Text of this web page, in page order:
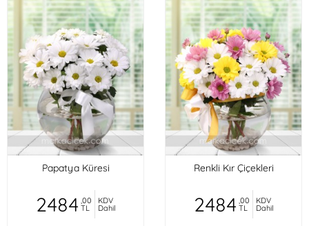
Papatya Küresi
2484 ,00
TL
KDV
Dahil
Renkli Kır Çiçekleri
2484 ,00
TL
KDV
Dahil